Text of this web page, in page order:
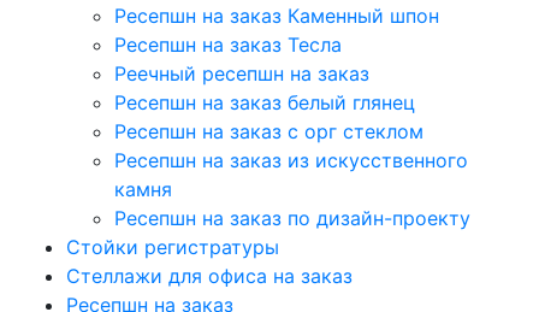
Ресепшн на заказ Каменный шпон
Ресепшн на заказ Тесла
Реечный ресепшн на заказ
Ресепшн на заказ белый глянец
Ресепшн на заказ с орг стеклом
Ресепшн на заказ из искусственного
камня
Ресепшн на заказ по дизайн-проекту
Стойки регистратуры
Стеллажи для офиса на заказ
Ресепшн на заказ